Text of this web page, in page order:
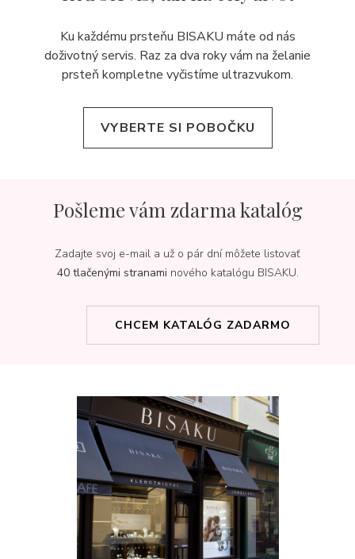
Ku každému prsteňu BISAKU máte od nás
doživotný servis. Raz za dva roky vám na želanie
prsteň kompletne vyčistíme ultrazvukom.
VYBERTE SI POBOČKU
Pošleme vám zdarma katalóg
Zadajte svoj e-mail a už o pár dní môžete listovať
40 tlačenými stranami nového katalógu BISAKU.
CHCEM KATALÓG ZADARMO